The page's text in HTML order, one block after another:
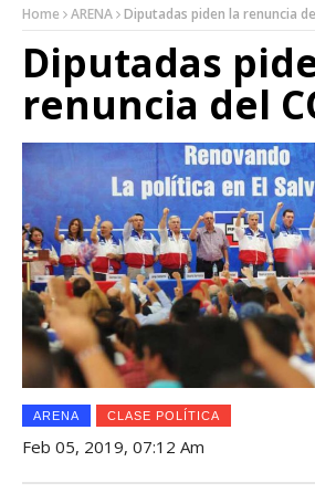
Home ARENA Diputadas piden la renuncia
Diputadas
renuncia del
ARENA CLASE POLÍTICA
Feb 05, 2019, 07:12 Am